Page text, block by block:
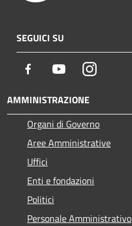
SEGUICI SU
Facebook YoutubeInstagram
AMMINISTRAZIONE
Organi di Governo
Aree Amministrative
Uffici
Enti e fondazioni
Politici
Personale Amministrativo